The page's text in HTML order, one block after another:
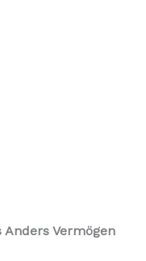
Vermögen